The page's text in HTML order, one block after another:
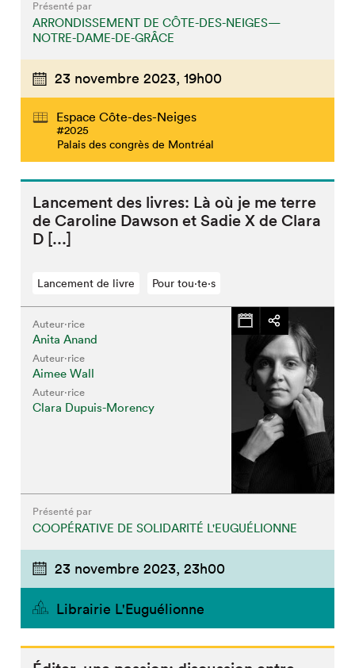
Présenté par
ARRONDISSEMENT DE CÔTE-DES-NEIGES—
NOTRE-DAME-DE-GRÂCE
23 novembre 2023, 19h00
Espace Côte-des-Neiges
#2025
Palais des congrès de Montréal
Lancement des livres: Là où je me terre
de Caroline Dawson et Sadie X de Clara
D [...]
Lancement de livre Pour tou⋅te⋅s
Auteur·rice
Anita Anand
Auteur·rice
Aimee Wall
Auteur·rice
Clara Dupuis-Morency
Présenté par
COOPÉRATIVE DE SOLIDARITÉ L'EUGUÉLIONNE
23 novembre 2023, 23h00
Librairie L'Euguélionne